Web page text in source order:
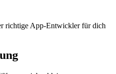
richtige App-Entwickler für dich